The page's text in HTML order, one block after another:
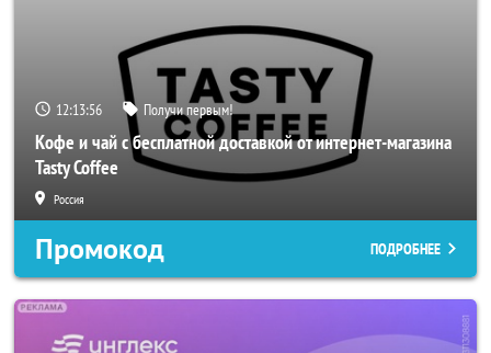
12:13:53 Получи первым!
Кофе и чай с бесплатной доставкой от интернет-магазина
Tasty Coffee
Россия
Промокод ПОДРОБНЕЕ